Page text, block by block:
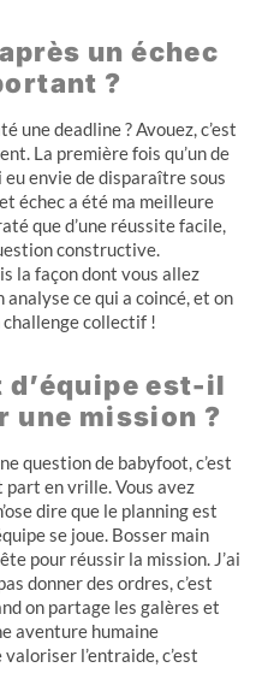
un échec
?
une deadline ? Avouez, c’est
La première fois qu’un de
envie de disparaître sous
échec a été ma meilleure
que d’une réussite facile,
constructive.
la façon dont vous allez
analyse ce qui a coincé, et on
collectif !
d’équipe est-il
une mission ?
question de babyfoot, c’est
en vrille. Vous avez
dire que le planning est
se joue. Bosser main
pour réussir la mission. J’ai
donner des ordres, c’est
on partage les galères et
aventure humaine
l’entraide, c’est